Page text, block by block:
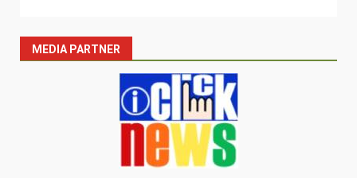
MEDIA PARTNER